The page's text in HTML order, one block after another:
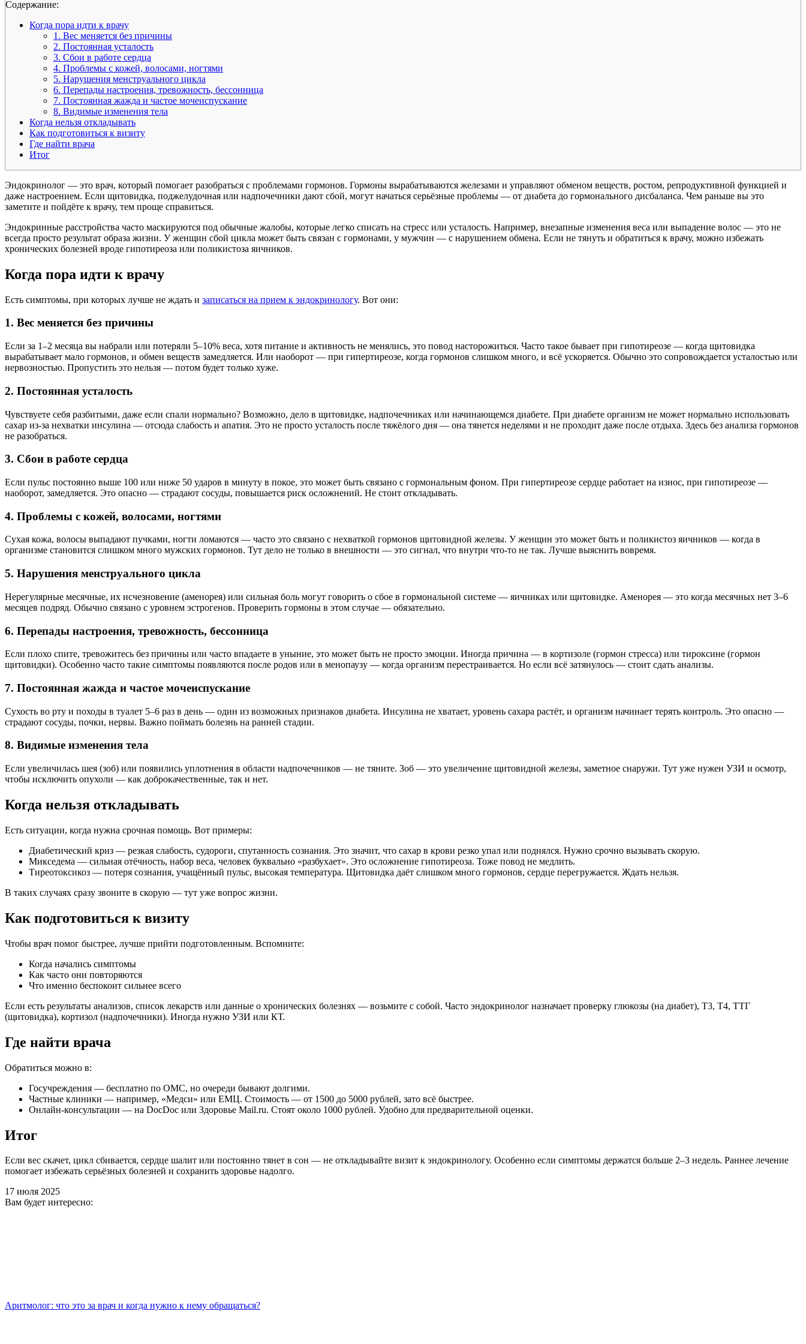
Cодержание:
Когда пора идти к врачу
1. Вес меняется без причины
2. Постоянная усталость
3. Сбои в работе сердца
4. Проблемы с кожей, волосами, ногтями
5. Нарушения менструального цикла
6. Перепады настроения, тревожность, бессонница
7. Постоянная жажда и частое мочеиспускание
8. Видимые изменения тела
Когда нельзя откладывать
Как подготовиться к визиту
Где найти врача
Итог
Эндокринолог — это врач, который помогает разобраться с проблемами гормонов. Гормоны вырабатываются железами и управляют обменом веществ, ростом, репродуктивной функцией и
даже настроением. Если щитовидка, поджелудочная или надпочечники дают сбой, могут начаться серьёзные проблемы — от диабета до гормонального дисбаланса. Чем раньше вы это
заметите и пойдёте к врачу, тем проще справиться.
Эндокринные расстройства часто маскируются под обычные жалобы, которые легко списать на стресс или усталость. Например, внезапные изменения веса или выпадение волос — это не
всегда просто результат образа жизни. У женщин сбой цикла может быть связан с гормонами, у мужчин — с нарушением обмена. Если не тянуть и обратиться к врачу, можно избежать
хронических болезней вроде гипотиреоза или поликистоза яичников.
Когда пора идти к врачу
Есть симптомы, при которых лучше не ждать и записаться на прием к эндокринологу. Вот они:
1. Вес меняется без причины
Если за 1–2 месяца вы набрали или потеряли 5–10% веса, хотя питание и активность не менялись, это повод насторожиться. Часто такое бывает при гипотиреозе — когда щитовидка
вырабатывает мало гормонов, и обмен веществ замедляется. Или наоборот — при гипертиреозе, когда гормонов слишком много, и всё ускоряется. Обычно это сопровождается усталостью или
нервозностью. Пропустить это нельзя — потом будет только хуже.
2. Постоянная усталость
Чувствуете себя разбитыми, даже если спали нормально? Возможно, дело в щитовидке, надпочечниках или начинающемся диабете. При диабете организм не может нормально использовать
сахар из-за нехватки инсулина — отсюда слабость и апатия. Это не просто усталость после тяжёлого дня — она тянется неделями и не проходит даже после отдыха. Здесь без анализа гормонов
не разобраться.
3. Сбои в работе сердца
Если пульс постоянно выше 100 или ниже 50 ударов в минуту в покое, это может быть связано с гормональным фоном. При гипертиреозе сердце работает на износ, при гипотиреозе —
наоборот, замедляется. Это опасно — страдают сосуды, повышается риск осложнений. Не стоит откладывать.
4. Проблемы с кожей, волосами, ногтями
Сухая кожа, волосы выпадают пучками, ногти ломаются — часто это связано с нехваткой гормонов щитовидной железы. У женщин это может быть и поликистоз яичников — когда в
организме становится слишком много мужских гормонов. Тут дело не только в внешности — это сигнал, что внутри что-то не так. Лучше выяснить вовремя.
5. Нарушения менструального цикла
Нерегулярные месячные, их исчезновение (аменорея) или сильная боль могут говорить о сбое в гормональной системе — яичниках или щитовидке. Аменорея — это когда месячных нет 3–6
месяцев подряд. Обычно связано с уровнем эстрогенов. Проверить гормоны в этом случае — обязательно.
6. Перепады настроения, тревожность, бессонница
Если плохо спите, тревожитесь без причины или часто впадаете в уныние, это может быть не просто эмоции. Иногда причина — в кортизоле (гормон стресса) или тироксине (гормон
щитовидки). Особенно часто такие симптомы появляются после родов или в менопаузу — когда организм перестраивается. Но если всё затянулось — стоит сдать анализы.
7. Постоянная жажда и частое мочеиспускание
Сухость во рту и походы в туалет 5–6 раз в день — один из возможных признаков диабета. Инсулина не хватает, уровень сахара растёт, и организм начинает терять контроль. Это опасно —
страдают сосуды, почки, нервы. Важно поймать болезнь на ранней стадии.
8. Видимые изменения тела
Если увеличилась шея (зоб) или появились уплотнения в области надпочечников — не тяните. Зоб — это увеличение щитовидной железы, заметное снаружи. Тут уже нужен УЗИ и осмотр,
чтобы исключить опухоли — как доброкачественные, так и нет.
Когда нельзя откладывать
Есть ситуации, когда нужна срочная помощь. Вот примеры:
Диабетический криз — резкая слабость, судороги, спутанность сознания. Это значит, что сахар в крови резко упал или поднялся. Нужно срочно вызывать скорую.
Микседема — сильная отёчность, набор веса, человек буквально «разбухает». Это осложнение гипотиреоза. Тоже повод не медлить.
Тиреотоксикоз — потеря сознания, учащённый пульс, высокая температура. Щитовидка даёт слишком много гормонов, сердце перегружается. Ждать нельзя.
В таких случаях сразу звоните в скорую — тут уже вопрос жизни.
Как подготовиться к визиту
Чтобы врач помог быстрее, лучше прийти подготовленным. Вспомните:
Когда начались симптомы
Как часто они повторяются
Что именно беспокоит сильнее всего
Если есть результаты анализов, список лекарств или данные о хронических болезнях — возьмите с собой. Часто эндокринолог назначает проверку глюкозы (на диабет), Т3, Т4, ТТГ
(щитовидка), кортизол (надпочечники). Иногда нужно УЗИ или КТ.
Где найти врача
Обратиться можно в:
Госучреждения — бесплатно по ОМС, но очереди бывают долгими.
Частные клиники — например, «Медси» или ЕМЦ. Стоимость — от 1500 до 5000 рублей, зато всё быстрее.
Онлайн-консультации — на DocDoc или Здоровье Mail.ru. Стоят около 1000 рублей. Удобно для предварительной оценки.
Итог
Если вес скачет, цикл сбивается, сердце шалит или постоянно тянет в сон — не откладывайте визит к эндокринологу. Особенно если симптомы держатся больше 2–3 недель. Раннее лечение
помогает избежать серьёзных болезней и сохранить здоровье надолго.
17 июля 2025
Вам будет интересно:
Аритмолог: что это за врач и когда нужно к нему обращаться?